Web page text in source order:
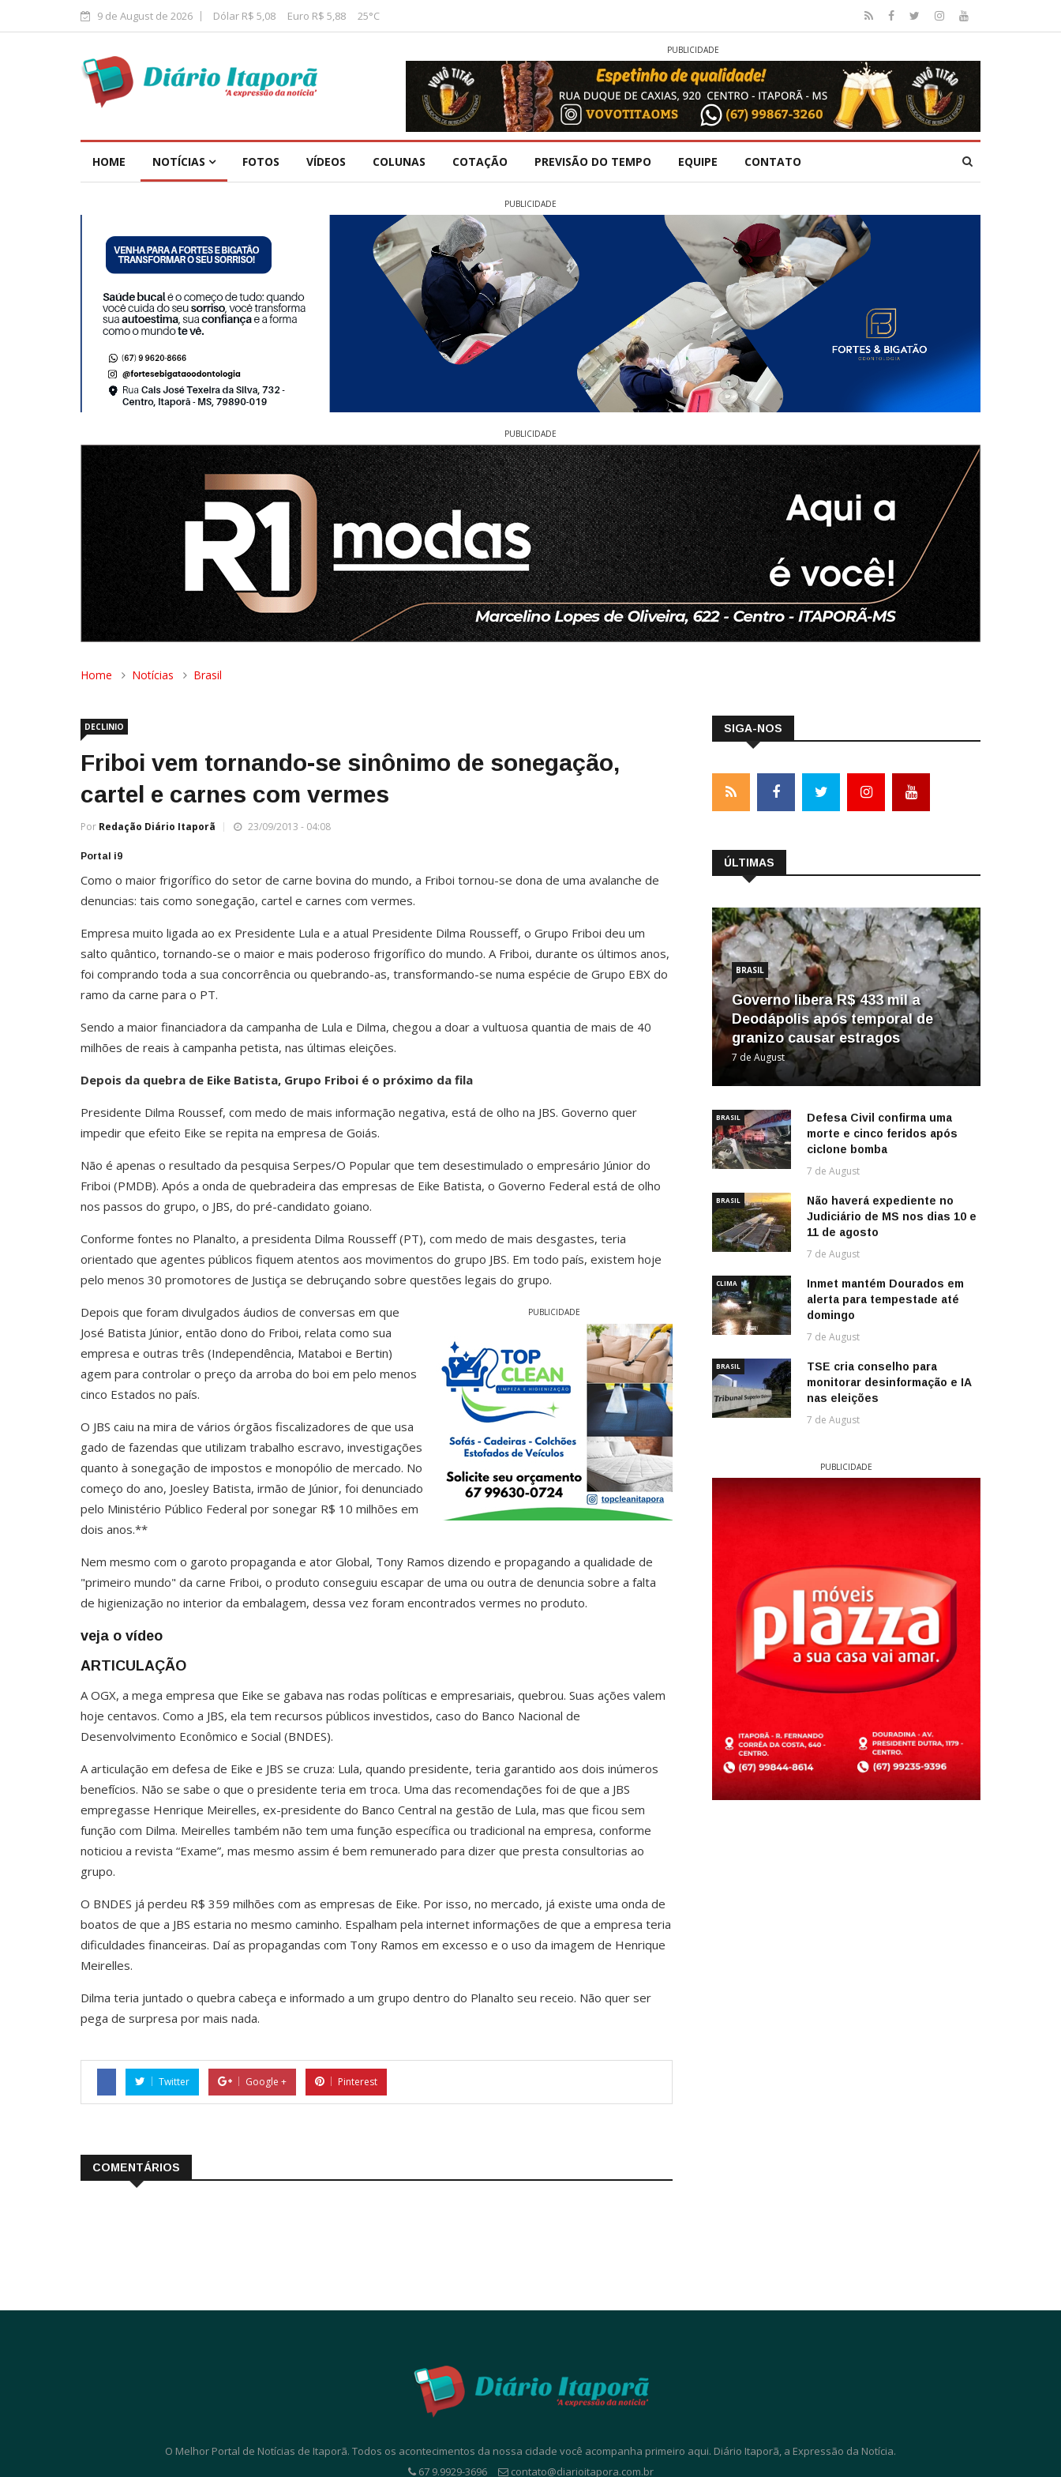
9 de August de 2026 Dólar R$ 5,08 Euro R$ 5,88 25°C
PUBLICIDADE
HOME NOTÍCIAS FOTOS VÍDEOS COLUNAS COTAÇÃO PREVISÃO DO TEMPO EQUIPE CONTATO
PUBLICIDADE
PUBLICIDADE
Home Notícias Brasil
DECLINIO
Friboi vem tornando-se sinônimo de sonegação,
cartel e carnes com vermes
Por Redação Diário Itaporã 23/09/2013 - 04:08
Portal i9
Como o maior frigorífico do setor de carne bovina do mundo, a Friboi tornou-se dona de uma avalanche de
denuncias: tais como sonegação, cartel e carnes com vermes.
Empresa muito ligada ao ex Presidente Lula e a atual Presidente Dilma Rousseff, o Grupo Friboi deu um
salto quântico, tornando-se o maior e mais poderoso frigorífico do mundo. A Friboi, durante os últimos anos,
foi comprando toda a sua concorrência ou quebrando-as, transformando-se numa espécie de Grupo EBX do
ramo da carne para o PT.
Sendo a maior financiadora da campanha de Lula e Dilma, chegou a doar a vultuosa quantia de mais de 40
milhões de reais à campanha petista, nas últimas eleições.
Depois da quebra de Eike Batista, Grupo Friboi é o próximo da fila
Presidente Dilma Roussef, com medo de mais informação negativa, está de olho na JBS. Governo quer
impedir que efeito Eike se repita na empresa de Goiás.
Não é apenas o resultado da pesquisa Serpes/O Popular que tem desestimulado o empresário Júnior do
Friboi (PMDB). Após a onda de quebradeira das empresas de Eike Batista, o Governo Federal está de olho
nos passos do grupo, o JBS, do pré-candidato goiano.
Conforme fontes no Planalto, a presidenta Dilma Rousseff (PT), com medo de mais desgastes, teria
orientado que agentes públicos fiquem atentos aos movimentos do grupo JBS. Em todo país, existem hoje
pelo menos 30 promotores de Justiça se debruçando sobre questões legais do grupo.
PUBLICIDADE
Depois que foram divulgados áudios de conversas em que
José Batista Júnior, então dono do Friboi, relata como sua
empresa e outras três (Independência, Mataboi e Bertin)
agem para controlar o preço da arroba do boi em pelo menos
cinco Estados no país.
O JBS caiu na mira de vários órgãos fiscalizadores de que usa
gado de fazendas que utilizam trabalho escravo, investigações
quanto à sonegação de impostos e monopólio de mercado. No
começo do ano, Joesley Batista, irmão de Júnior, foi denunciado
pelo Ministério Público Federal por sonegar R$ 10 milhões em
dois anos.**
Nem mesmo com o garoto propaganda e ator Global, Tony Ramos dizendo e propagando a qualidade de
"primeiro mundo" da carne Friboi, o produto conseguiu escapar de uma ou outra de denuncia sobre a falta
de higienização no interior da embalagem, dessa vez foram encontrados vermes no produto.
veja o vídeo
ARTICULAÇÃO
A OGX, a mega empresa que Eike se gabava nas rodas políticas e empresariais, quebrou. Suas ações valem
hoje centavos. Como a JBS, ela tem recursos públicos investidos, caso do Banco Nacional de
Desenvolvimento Econômico e Social (BNDES).
A articulação em defesa de Eike e JBS se cruza: Lula, quando presidente, teria garantido aos dois inúmeros
benefícios. Não se sabe o que o presidente teria em troca. Uma das recomendações foi de que a JBS
empregasse Henrique Meirelles, ex-presidente do Banco Central na gestão de Lula, mas que ficou sem
função com Dilma. Meirelles também não tem uma função específica ou tradicional na empresa, conforme
noticiou a revista “Exame”, mas mesmo assim é bem remunerado para dizer que presta consultorias ao
grupo.
O BNDES já perdeu R$ 359 milhões com as empresas de Eike. Por isso, no mercado, já existe uma onda de
boatos de que a JBS estaria no mesmo caminho. Espalham pela internet informações de que a empresa teria
dificuldades financeiras. Daí as propagandas com Tony Ramos em excesso e o uso da imagem de Henrique
Meirelles.
Dilma teria juntado o quebra cabeça e informado a um grupo dentro do Planalto seu receio. Não quer ser
pega de surpresa por mais nada.
Twitter Google + Pinterest
COMENTÁRIOS
SIGA-NOS
ÚLTIMAS
BRASIL
Governo libera R$ 433 mil a
Deodápolis após temporal de
granizo causar estragos
7 de August
BRASIL
Defesa Civil confirma uma
morte e cinco feridos após
ciclone bomba
7 de August
BRASIL
Não haverá expediente no
Judiciário de MS nos dias 10 e
11 de agosto
7 de August
CLIMA
Inmet mantém Dourados em
alerta para tempestade até
domingo
7 de August
BRASIL
TSE cria conselho para
monitorar desinformação e IA
nas eleições
7 de August
PUBLICIDADE
O Melhor Portal de Notícias de Itaporã. Todos os acontecimentos da nossa cidade você acompanha primeiro aqui. Diário Itaporã, a Expressão da Notícia.
67 9.9929-3696
contato@diarioitapora.com.br